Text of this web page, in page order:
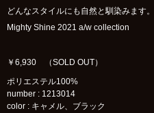
どんなスタイルにも自然と馴染みます。
Mighty Shine 2021 a/w collection
￥6,930 （SOLD OUT）
ポリエステル100%
number : 1213014
color : キャメル、ブラック